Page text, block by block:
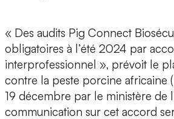
« Des audits Pig Connect
obligatoires à l’été 2024 par
interprofessionnel », prévoit le
contre la peste porcine africaine
19 décembre par le ministère de
communication sur cet accord